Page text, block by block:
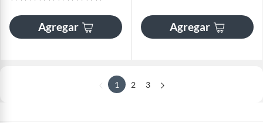
Agregar Agregar
1 2 3